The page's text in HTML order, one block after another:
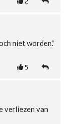
niet worden."
5
verliezen van